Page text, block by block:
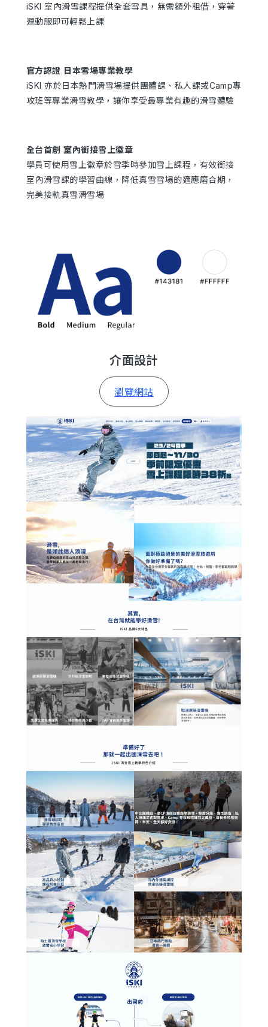
iSKI 室內滑雪課程提供全套雪具，無需額外租借，穿著
運動服即可輕鬆上課
官方認證 日本雪場專業教學
iSKI 亦於日本熱門滑雪場提供團體課、私人課或Camp專
攻班等專業滑雪教學，讓你享受最專業有趣的滑雪體驗
全台首創 室內銜接雪上徽章
學員可使用雪上徽章於雪季時參加雪上課程，有效銜接
室內滑雪課的學習曲線，降低真雪雪場的適應磨合期，
完美接軌真雪滑雪場
介面設計
瀏覽網站